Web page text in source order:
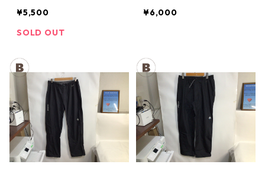
チ レディース GM
¥5,500
SOLD OUT
メンズ
¥6,000